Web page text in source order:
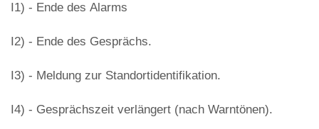
I1) - Ende des Alarms
I2) - Ende des Gesprächs.
I3) - Meldung zur Standortidentifikation.
I4) - Gesprächszeit verlängert (nach Warntönen).